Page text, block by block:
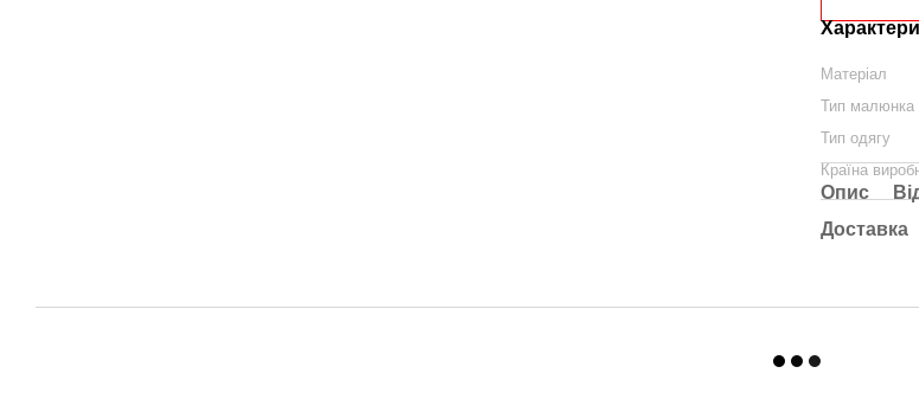
Матеріал
Тип малюнка
Тип одягу
Країна
Опис
Доставка